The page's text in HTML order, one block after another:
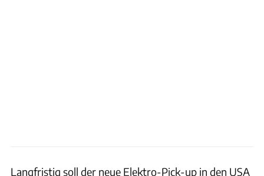
Langfristig soll der neue Elektro-Pick-up in den USA